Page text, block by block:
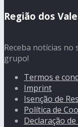
Região dos
Receba notícias no
grupo!
Termos e
Imprint
Isenção de
Política de
Declaração